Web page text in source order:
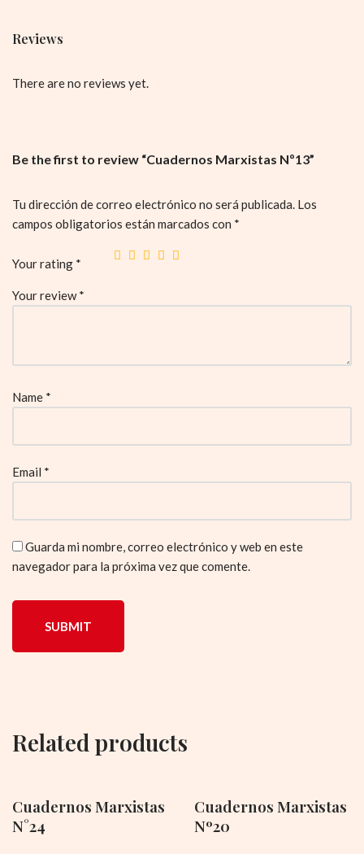
Reviews
There are no reviews yet.
Be the first to review “Cuadernos Marxistas Nº13”
Tu dirección de correo electrónico no será publicada. Los
campos obligatorios están marcados con *
Your rating *
Your review*
Name *
Email *
Guarda mi nombre, correo electrónico y web en este
navegador para la próxima vez que comente.
Related products
Cuadernos Marxistas
N°24
Cuadernos Marxistas
Nº20